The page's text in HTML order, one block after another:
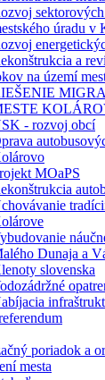
úradu v
a
na území
- rozvoj obcí
MOaPS
Dunaja a
slovenska
poriadok a
mesta